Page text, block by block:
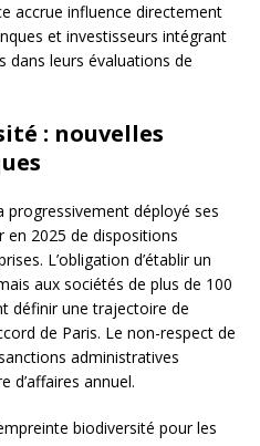
accrue influence directement
et investisseurs intégrant
dans leurs évaluations de
: nouvelles
progressivement déployé ses
en 2025 de dispositions
L’obligation d’établir un
aux sociétés de plus de 100
définir une trajectoire de
de Paris. Le non-respect de
administratives
d’affaires annuel.
biodiversité pour les